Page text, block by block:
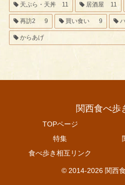
天ぷら・天丼 11 居酒屋 11
再訪2 9 買い食い 9
からあげ
関西食べ歩
TOPページ
特集
食べ歩き相互リンク
© 2014-2026 関西